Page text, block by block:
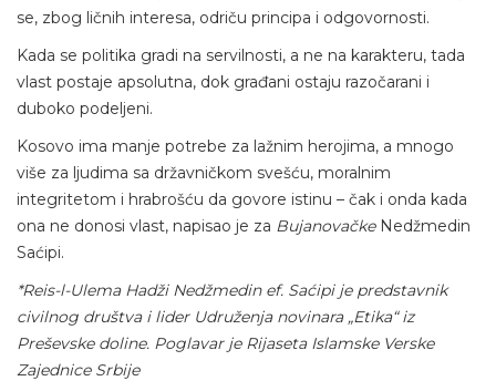
se, zbog ličnih interesa, odriču principa i odgovornosti.
Kada se politika gradi na servilnosti, a ne na karakteru, tada
vlast postaje apsolutna, dok građani ostaju razočarani i
duboko podeljeni.
Kosovo ima manje potrebe za lažnim herojima, a mnogo
više za ljudima sa državničkom svešću, moralnim
integritetom i hrabrošću da govore istinu – čak i onda kada
ona ne donosi vlast, napisao je za BujanovačkeNedžmedin
Saćipi.
*Reis-l-Ulema Hadži Nedžmedin ef. Saćipi je predstavnik
civilnog društva i lider Udruženja novinara „Etika“ iz
Preševske doline. Poglavar je Rijaseta Islamske Verske
Zajednice Srbije